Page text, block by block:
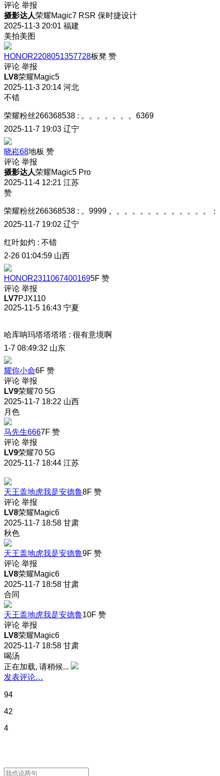
评论 举报
摄影达人荣耀Magic7 RSR 保时捷设计
2025-11-3 20:01 福建
美拍美图
HONOR2208051357728板凳 赞
评论 举报
LV8荣耀Magic5
2025-11-3 20:14 河北
不错
荣耀粉丝266368538 : 。。。。。。。6369
2025-11-7 19:03 辽宁
晓崧68地板 赞
评论 举报
摄影达人荣耀Magic5 Pro
2025-11-4 12:21 江苏
赞
荣耀粉丝266368538 : 。9999 。。。。。。。。。。。。。：
2025-11-7 19:02 辽宁
红叶如灼 : 不错
2-26 01:04:59 山西
HONOR23110674001695F 赞
评论 举报
LV7PJX110
2025-11-5 16:43 宁夏
哈库呐玛塔塔塔塔 : 很有意境啊
1-7 08:49:32 山东
耀你小命6F 赞
评论 举报
LV9荣耀70 5G
2025-11-7 18:22 山西
月色
马先生6667F 赞
评论 举报
LV9荣耀70 5G
2025-11-7 18:44 江苏
天王盖地虎我是安德鲁8F 赞
评论 举报
LV8荣耀Magic6
2025-11-7 18:58 甘肃
秋色
天王盖地虎我是安德鲁9F 赞
评论 举报
LV8荣耀Magic6
2025-11-7 18:58 甘肃
合同
天王盖地虎我是安德鲁10F 赞
评论 举报
LV8荣耀Magic6
2025-11-7 18:58 甘肃
喝汤
正在加载, 请稍候...
发表评论…
94
42
4